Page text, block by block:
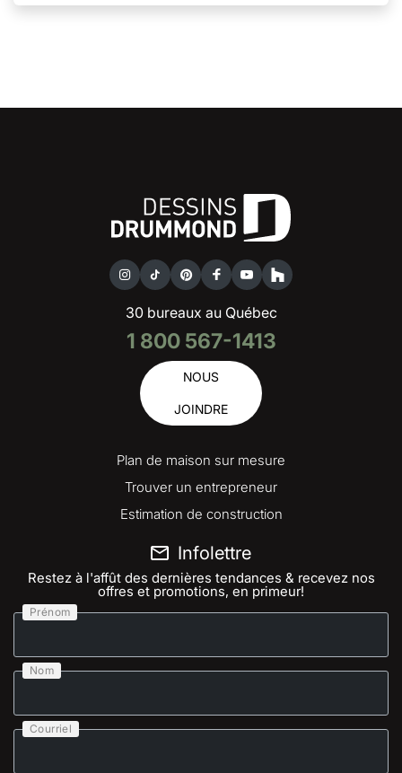
30 bureaux au Québec
1 800 567-1413
NOUS
JOINDRE
Plan de maison sur mesure
Trouver un entrepreneur
Estimation de construction
Infolettre
Restez à l'affût des dernières tendances & recevez nos
offres et promotions, en primeur!
Prénom
Nom
Courriel